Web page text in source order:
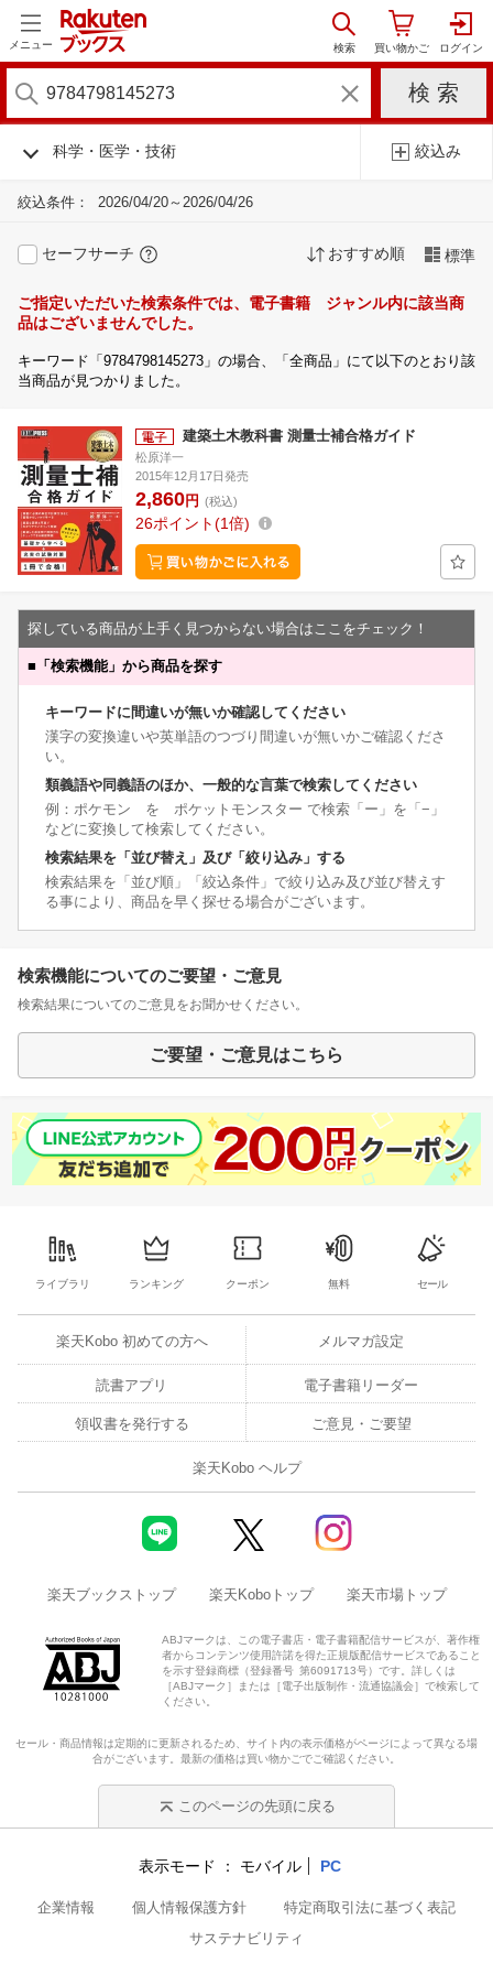
メニュー
科学・医学・技術 絞込み
絞込条件： 2026/04/20～2026/04/26
セーフサーチ おすすめ順 標準
ご指定いただいた検索条件では、電子書籍 ジャンル内に該当商
品はございませんでした。
キーワード「9784798145273」の場合、「全商品」にて以下のとおり該
当商品が見つかりました。
建築土木教科書 測量士補合格ガイド
松原洋一
2015年12月17日発売
2,860円 (税込)
26ポイント 1倍
探している商品が上手く見つからない場合はここをチェック！
■ 「検索機能」から商品を探す
キーワードに間違いが無いか確認してください
漢字の変換違いや英単語のつづり間違いが無いかご確認くださ
い。
類義語や同義語のほか、一般的な言葉で検索してください
例：ポケモン を ポケットモンスター で検索「ー」を「−」
などに変換して検索してください。
検索結果を「並び替え」及び「絞り込み」する
検索結果を「並び順」「絞込条件」で絞り込み及び並び替えす
る事により、商品を早く探せる場合がございます。
検索機能についてのご要望・ご意見
検索結果についてのご意見をお聞かせください。
ご要望・ご意見はこちら
ライブラリ ランキング クーポン 無料 セール
楽天Kobo 初めての方へ メルマガ設定
読書アプリ 電子書籍リーダー
領収書を発行する ご意見・ご要望
楽天Kobo ヘルプ
楽天ブックストップ 楽天Koboトップ 楽天市場トップ
ABJマークは、この電子書店・電子書籍配信サービスが、著作権
者からコンテンツ使用許諾を得た正規版配信サービスであること
を示す登録商標（登録番号 第6091713号）です。詳しくは
［ABJマーク］または［電子出版制作・流通協議会］で検索して
ください。
セール・商品情報は定期的に更新されるため、サイト内の表示価格がページによって異なる場
合がございます。最新の価格は買い物かごでご確認ください。
このページの先頭に戻る
表示モード モバイル PC
企業情報 個人情報保護方針
特定商取引法に基づく表記
サステナビリティ